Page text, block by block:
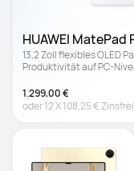
HUAWEI MatePad
13,2 Zoll flexibles OLED
Produktivität auf PC-
1.299,00 €
oder12X108,25 € Zinsfrei